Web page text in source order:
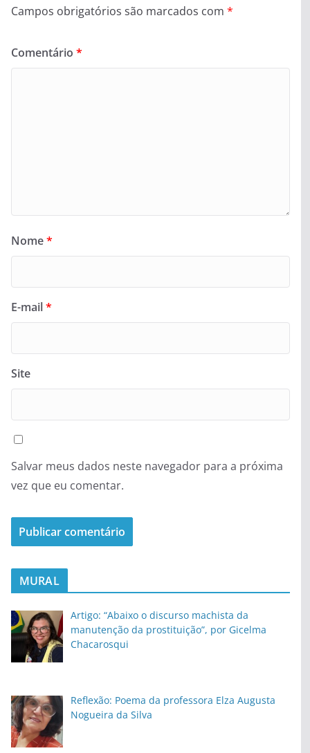
Campos obrigatórios são marcados com *
Comentário *
Nome*
E-mail*
Site
Salvar meus dados neste navegador para a próxima
vez que eu comentar.
MURAL
Artigo: “Abaixo o discurso machista da
manutenção da prostituição”, por Gicelma
Chacarosqui
Reflexão: Poema da professora Elza Augusta
Nogueira da Silva